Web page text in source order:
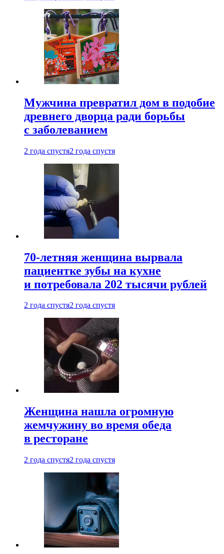
Мужчина превратил дом в подобие
древнего дворца ради борьбы
с заболеванием
2 года спустя2 года спустя
70-летняя женщина вырвала
пациентке зубы на кухне
и потребовала 202 тысячи рублей
2 года спустя2 года спустя
Женщина нашла огромную
жемчужину во время обеда
в ресторане
2 года спустя2 года спустя